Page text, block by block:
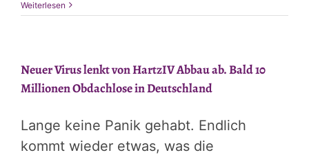
Weiterlesen
Neuer Virus lenkt von HartzIV Abbau ab. Bald 10
Millionen Obdachlose in Deutschland
Lange keine Panik gehabt. Endlich
kommt wieder etwas, was die